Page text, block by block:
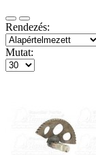
Rendezés:
Mutat: